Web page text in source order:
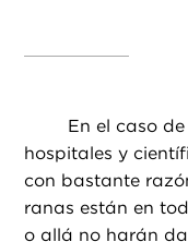
En el caso
hospitales y
con bastante
ranas están en
o allá no harán